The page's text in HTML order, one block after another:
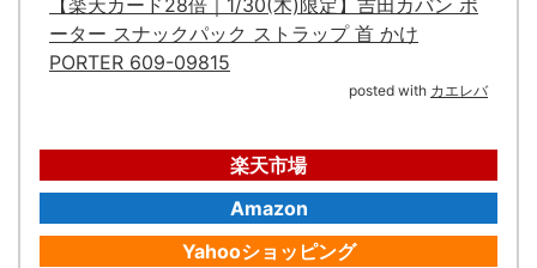
ーター スナックパック ストラップ 首 かけ
PORTER 609-09815
posted with カエレバ
楽天市場
Amazon
Yahooショッピング